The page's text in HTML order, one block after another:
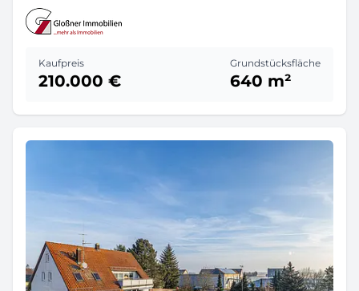
Kaufpreis
210.000 €
Grundstücksfläche
640 m²